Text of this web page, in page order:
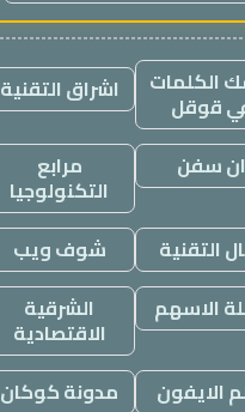
الكلمات
قوقل اشراق التقنية
ان سفن مرابع
التكنولوجيا
التقنية
شوف ويب
الاسهم
الشرقية
الاقتصادية
الايفون
مدونة كوكان